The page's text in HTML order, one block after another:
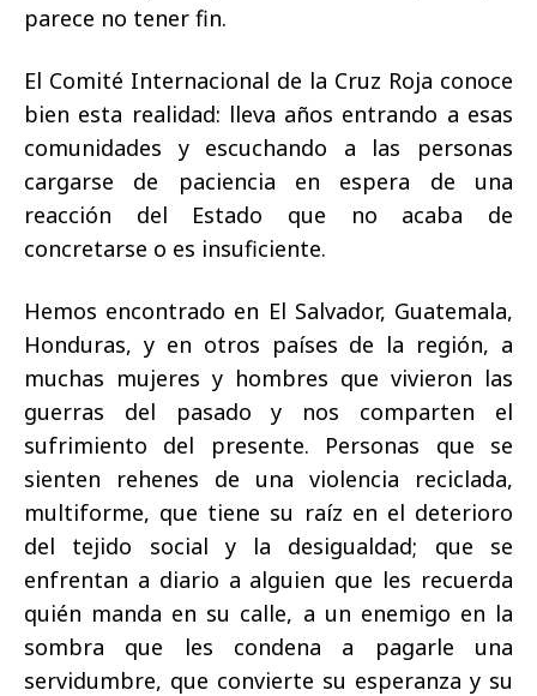
parece no tener fin.
El Comité Internacional de la Cruz Roja conoce
bien esta realidad: lleva años entrando a esas
comunidades y escuchando a las personas
cargarse de paciencia en espera de una
reacción del Estado que no acaba de
concretarse o es insuficiente.
Hemos encontrado en El Salvador, Guatemala,
Honduras, y en otros países de la región, a
muchas mujeres y hombres que vivieron las
guerras del pasado y nos comparten el
sufrimiento del presente. Personas que se
sienten rehenes de una violencia reciclada,
multiforme, que tiene su raíz en el deterioro
del tejido social y la desigualdad; que se
enfrentan a diario a alguien que les recuerda
quién manda en su calle, a un enemigo en la
sombra que les condena a pagarle una
servidumbre, que convierte su esperanza y su